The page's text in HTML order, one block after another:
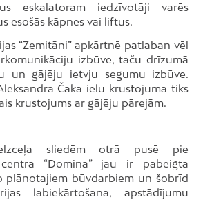
eskalatoram iedzīvotāji varēs
esošās kāpnes vai liftus.
“Zemitāni” apkārtnē patlaban vēl
izbūve, taču drīzumā
un gājēju ietvju segumu izbūve.
Čaka ielu krustojumā tiks
krustojums ar gājēju pārejām.
sliedēm otrā pusē pie
“Domina” jau ir pabeigta
plānotajiem būvdarbiem un šobrīd
labiekārtošana, apstādījumu